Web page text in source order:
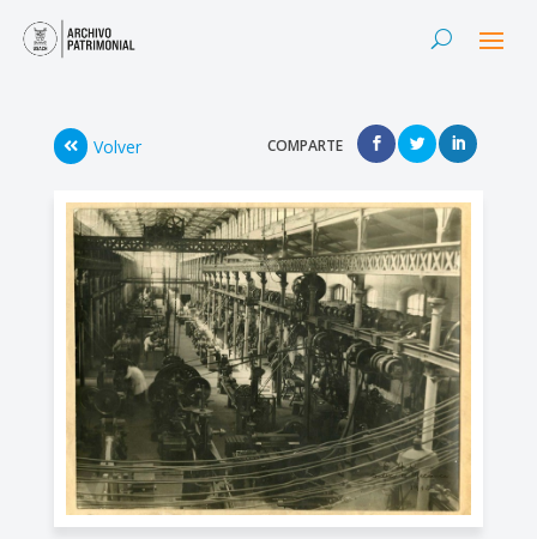
Volver COMPARTE